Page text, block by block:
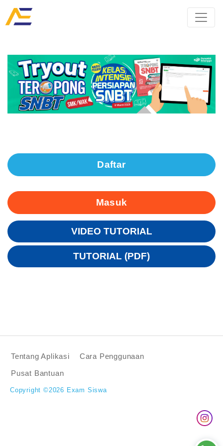
Daftar
Masuk
VIDEO TUTORIAL
TUTORIAL (PDF)
Tentang Aplikasi
Cara Penggunaan
Pusat Bantuan
Copyright ©2026 Exam Siswa